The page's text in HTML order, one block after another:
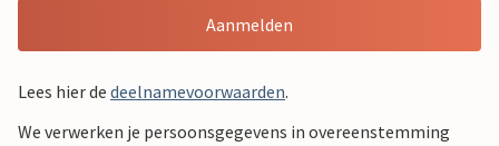
Aanmelden
Lees hier de deelnamevoorwaarden.
We verwerken je persoonsgegevens in overeenstemming